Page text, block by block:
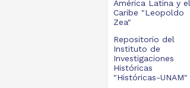
América Latina y el
Caribe "Leopoldo
Zea"
Repositorio del
Instituto de
Investigaciones
Históricas
"Históricas-UNAM"